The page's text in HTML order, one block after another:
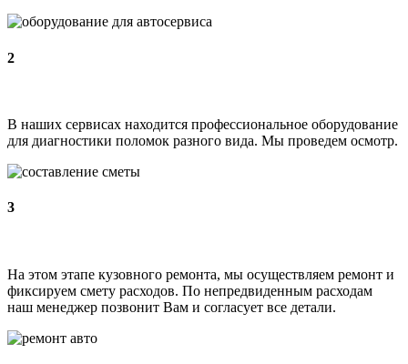
2
В наших сервисах находится профессиональное оборудование
для диагностики поломок разного вида. Мы проведем осмотр.
3
На этом этапе кузовного ремонта, мы осуществляем ремонт и
фиксируем смету расходов. По непредвиденным расходам
наш менеджер позвонит Вам и согласует все детали.